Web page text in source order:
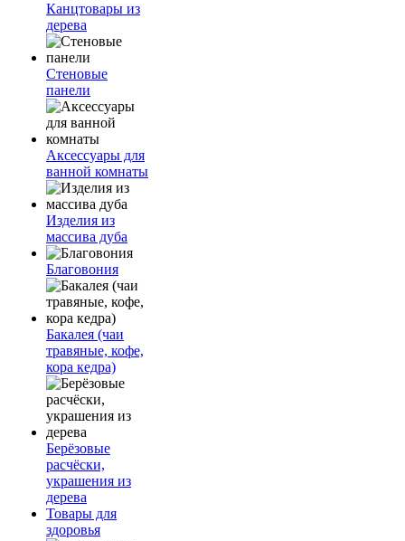
Канцтовары из
дерева
Стеновые
панели
Аксессуары для
ванной комнаты
Изделия из
массива дуба
Благовония
Бакалея (чаи
травяные, кофе,
кора кедра)
Берёзовые
расчёски,
украшения из
дерева
Товары для
здоровья